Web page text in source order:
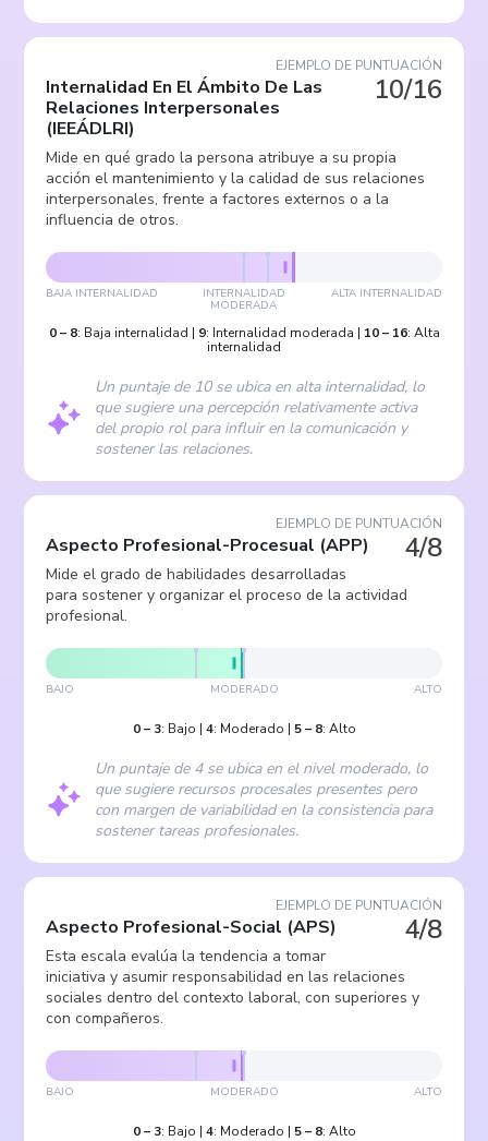
EJEMPLO DE PUNTUACIÓN
10/16
Internalidad En El Ámbito De Las
Relaciones Interpersonales
(IEEÁDLRI)
Mide en qué grado la persona atribuye a su propia
acción el mantenimiento y la calidad de sus relaciones
interpersonales, frente a factores externos o a la
influencia de otros.
BAJA INTERNALIDAD INTERNALIDAD
MODERADA
ALTA INTERNALIDAD
0– 8: Baja internalidad | 9: Internalidad moderada | 10– 16: Alta
internalidad
Un puntaje de 10 se ubica en alta internalidad, lo
que sugiere una percepción relativamente activa
del propio rol para influir en la comunicación y
sostener las relaciones.
EJEMPLO DE PUNTUACIÓN
4/8
Aspecto Profesional-Procesual (APP)
Mide el grado de habilidades desarrolladas
para sostener y organizar el proceso de la actividad
profesional.
BAJO MODERADO ALTO
0– 3: Bajo | 4: Moderado | 5– 8: Alto
Un puntaje de 4 se ubica en el nivel moderado, lo
que sugiere recursos procesales presentes pero
con margen de variabilidad en la consistencia para
sostener tareas profesionales.
EJEMPLO DE PUNTUACIÓN
4/8
Aspecto Profesional-Social (APS)
Esta escala evalúa la tendencia a tomar
iniciativa y asumir responsabilidad en las relaciones
sociales dentro del contexto laboral, con superiores y
con compañeros.
BAJO MODERADO ALTO
0– 3: Bajo | 4: Moderado | 5– 8: Alto